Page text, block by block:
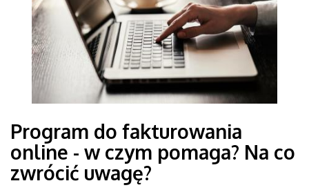
Program do fakturowania
online - w czym pomaga? Na co
zwrócić uwagę?